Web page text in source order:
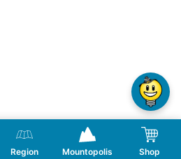
Region Mountopolis Shop